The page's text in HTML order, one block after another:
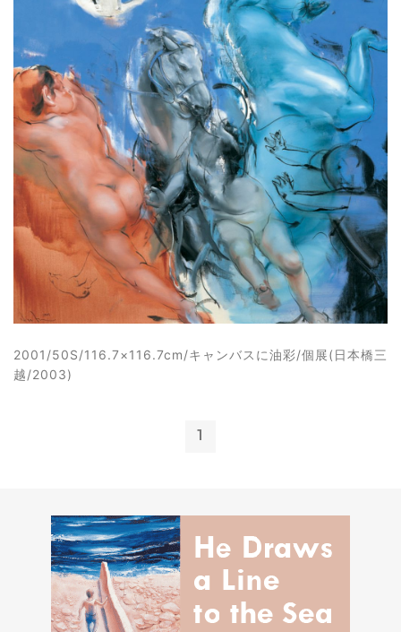
2001/50S/116.7×116.7cm/キャンバスに油彩/個展(日本橋三
越/2003)
1